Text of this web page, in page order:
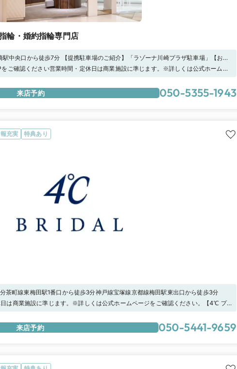
輪・婚約指輪専門店
駅中央口から徒歩7分 【提携駐車場のご紹介】「ラゾーナ川崎プラザ駐車場」【お知
分の無料駐車券※お受け取りのお客様…1時間の無料駐車券詳細はショップまでお問
確認ください営業時間・定休日は商業施設に準じます。※詳しくは公式ホーム
ンス！ぜひ店頭にてご体感ください！【マイナビ限定】初回来店予約で特別なプレ
来店予約 050-5355-1943
充実 特典あり
茶町線東梅田駅1番口から徒歩3分神戸線宝塚線京都線梅田駅東出口から徒歩3分
商業施設に準じます。※詳しくは公式ホームページをご確認ください。【4℃ プレ
【マイナビ限定】初回来店予約で特別なプレゼントをご用意しております。
来店予約 050-5441-9659